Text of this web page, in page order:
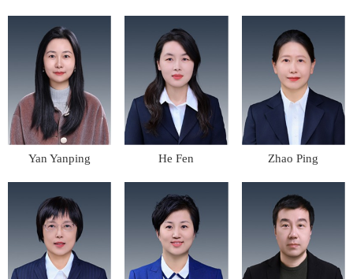
Yan Yanping He Fen Zhao Ping